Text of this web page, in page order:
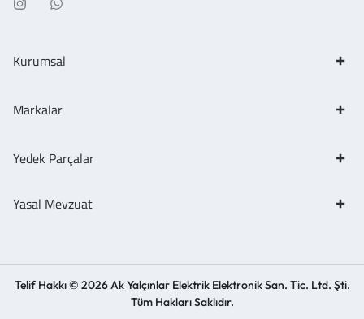
Kurumsal
Markalar
Yedek Parçalar
Yasal Mevzuat
Telif Hakkı © 2026 Ak Yalçınlar Elektrik Elektronik San. Tic. Ltd. Şti.
Tüm Hakları Saklıdır.